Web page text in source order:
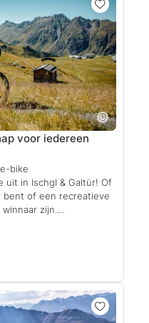
voor iedereen
bike
uit in Ischgl & Galtür! Of
of een recreatieve
zijn.…